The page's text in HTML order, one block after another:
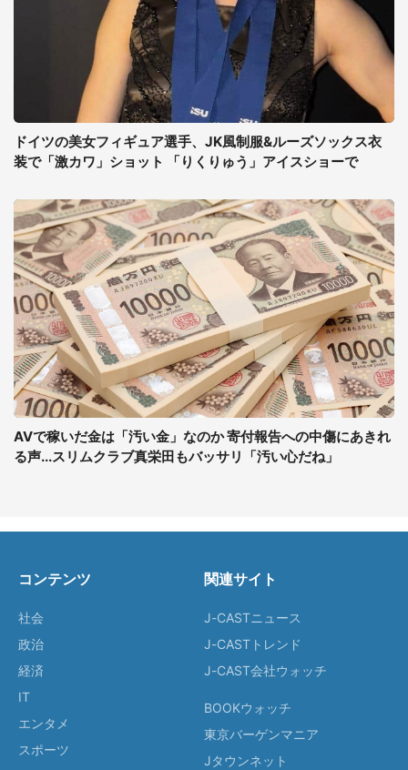
ドイツの美女フィギュア選手、JK風制服&ルーズソックス衣
装で「激カワ」ショット 「りくりゅう」アイスショーで
AVで稼いだ金は「汚い金」なのか 寄付報告への中傷にあきれ
る声...スリムクラブ真栄田もバッサリ「汚い心だね」
コンテンツ
社会
政治
経済
IT
エンタメ
スポーツ
関連サイト
J-CASTニュース
J-CASTトレンド
J-CAST会社ウォッチ
BOOKウォッチ
東京バーゲンマニア
Jタウンネット